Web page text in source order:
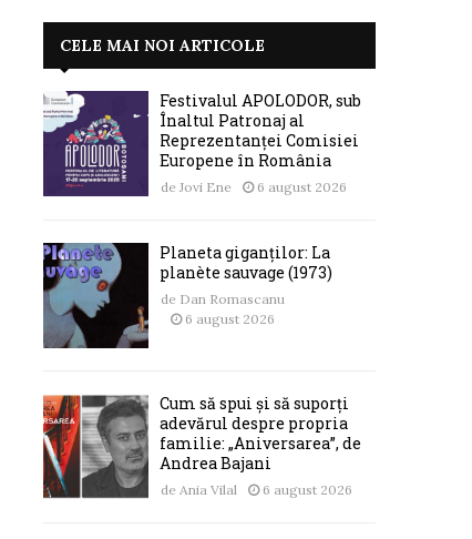
CELE MAI NOI ARTICOLE
Festivalul APOLODOR, sub
Înaltul Patronaj al
Reprezentanței Comisiei
Europene în România
de Jovi Ene 6 august 2026
Planeta giganților: La
planète sauvage (1973)
de Dan Romascanu
6 august 2026
Cum să spui și să suporți
adevărul despre propria
familie: „Aniversarea”, de
Andrea Bajani
de Ania Vilal 6 august 2026